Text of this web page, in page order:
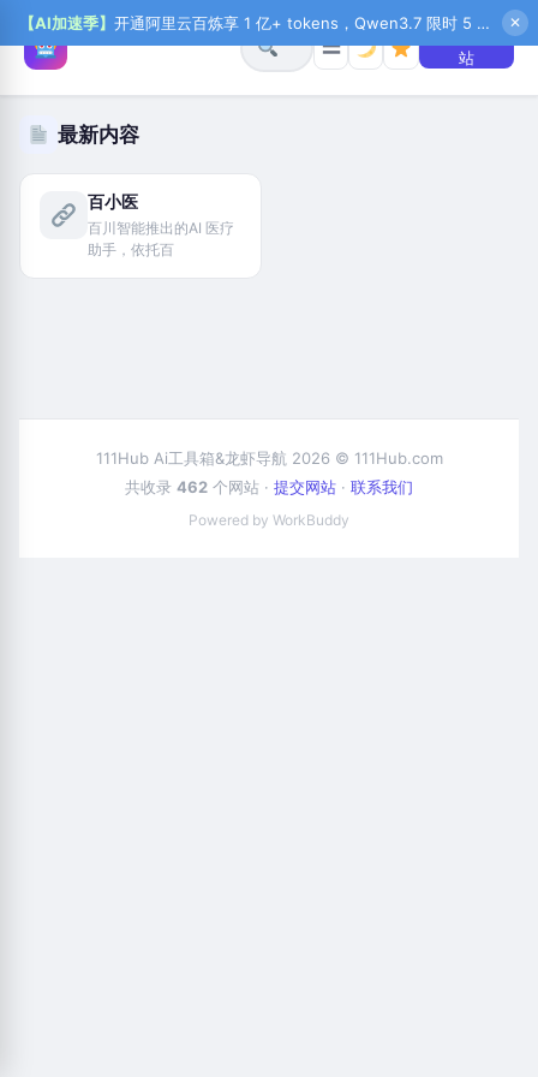
【AI加速季】 开通阿里云百炼享 1 亿+ tokens，Qwen3.7 限时 5 折起，秒悟新注送 1 万积分，加入 OPC 赢百万助力金，QoderWork CN 首月 0 元 ✕
☰
+ 提交网
站
最新内容
百小医
百川智能推出的AI 医疗
助手，依托百
111Hub Ai工具箱&龙虾导航 2026 © 111Hub.com
共收录 462 个网站 · 提交网站 · 联系我们
Powered by WorkBuddy